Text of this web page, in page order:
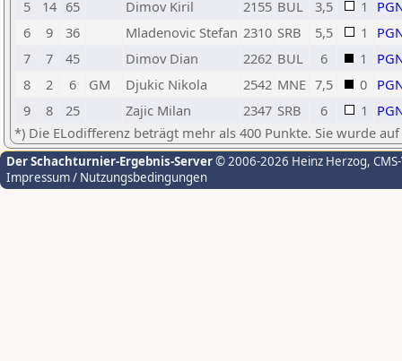
5
14 65 Dimov Kiril 2155 BUL 3,5 1
6
9 36 Mladenovic Stefan 2310 SRB 5,5 1
7
7 45 Dimov Dian 2262 BUL 6 1
8
2 6 GM Djukic Nikola 2542 MNE 7,5 0
9
8 25 Zajic Milan 2347 SRB 6 1
*) Die ELodifferenz beträgt mehr als 400 Punkte. Sie wurde
Der Schachturnier-Ergebnis-Server© 2006-2026 Heinz Herzog,
Impressum / Nutzungsbedingungen